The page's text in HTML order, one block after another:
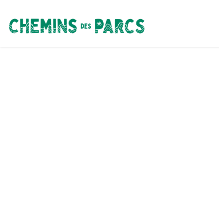
Chemins des Parcs